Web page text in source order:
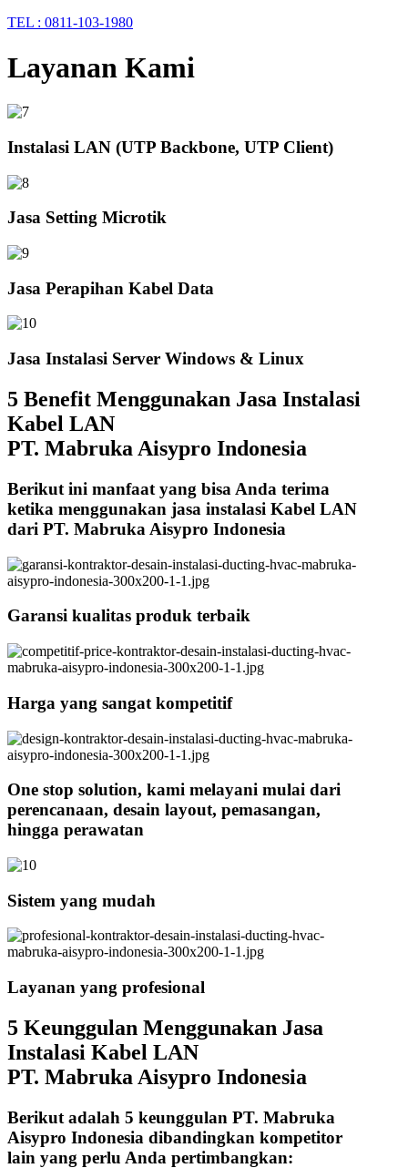
TEL : 0811-103-1980
Layanan Kami
Instalasi LAN (UTP Backbone, UTP Client)
Jasa Setting Microtik
Jasa Perapihan Kabel Data
Jasa Instalasi Server Windows & Linux
5 Benefit Menggunakan Jasa Instalasi
Kabel LAN
PT. Mabruka Aisypro Indonesia
Berikut ini manfaat yang bisa Anda terima
ketika menggunakan jasa instalasi Kabel LAN
dari PT. Mabruka Aisypro Indonesia
Garansi kualitas produk terbaik
Harga yang sangat kompetitif
One stop solution, kami melayani mulai dari
perencanaan, desain layout, pemasangan,
hingga perawatan
Sistem yang mudah
Layanan yang profesional
5 Keunggulan Menggunakan Jasa
Instalasi Kabel LAN
PT. Mabruka Aisypro Indonesia
Berikut adalah 5 keunggulan PT. Mabruka
Aisypro Indonesia dibandingkan kompetitor
lain yang perlu Anda pertimbangkan: